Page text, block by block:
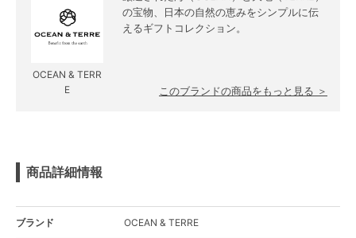
OCEAN & TERR
E
の宝物、日本の自然の恵みをシンプルに伝
えるギフトコレクション。
このブランドの商品をもっと見る ＞
商品詳細情報
ブランド OCEAN & TERRE